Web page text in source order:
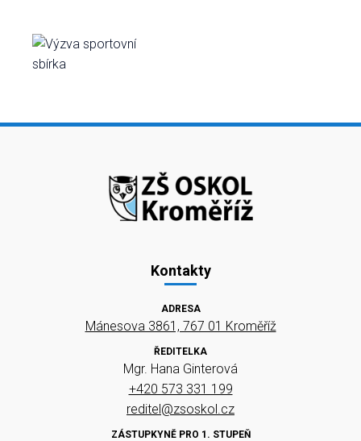
Kontakty
ADRESA
Mánesova 3861, 767 01 Kroměříž
ŘEDITELKA
Mgr. Hana Ginterová
+420 573 331 199
reditel@zsoskol.cz
ZÁSTUPKYNĚ PRO 1. STUPEŇ